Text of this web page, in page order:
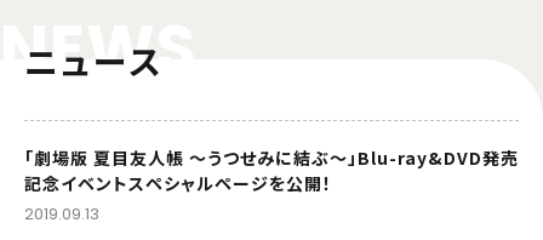
NEWS
ニュース
「劇場版 夏目友人帳 ～うつせみに結ぶ～」Blu-ray&DVD発売
記念イベントスペシャルページを公開！
2019.09.13